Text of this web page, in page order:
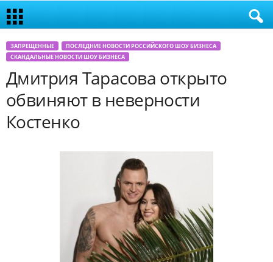
ЗАПРЕЩЕННЫЕ
ПОСЛЕДНИЕ НОВОСТИ РОССИЙСКОГО ШОУ БИЗНЕСА
СКАНДАЛЬНЫЕ НОВОСТИ ШОУ БИЗНЕСА
Дмитрия Тарасова открыто
обвиняют в неверности
Костенко